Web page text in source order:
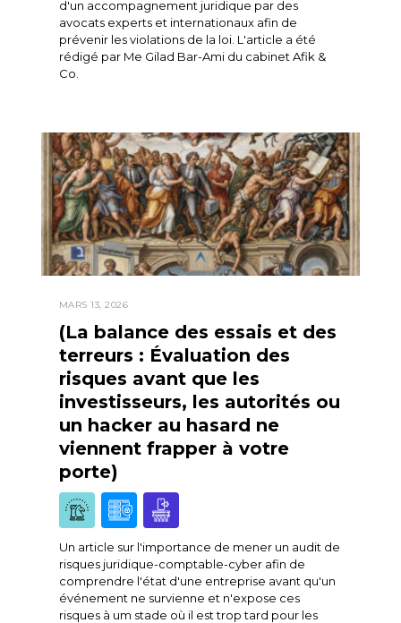
d'un accompagnement juridique par des
avocats experts et internationaux afin de
prévenir les violations de la loi. L'article a été
rédigé par Me Gilad Bar-Ami du cabinet Afik &
Co.
MARS 13, 2026
(La balance des essais et des
terreurs : Évaluation des
risques avant que les
investisseurs, les autorités ou
un hacker au hasard ne
viennent frapper à votre
porte)
Un article sur l'importance de mener un audit de
risques juridique-comptable-cyber afin de
comprendre l'état d'une entreprise avant qu'un
événement ne survienne et n'expose ces
risques à um stade où il est trop tard pour les